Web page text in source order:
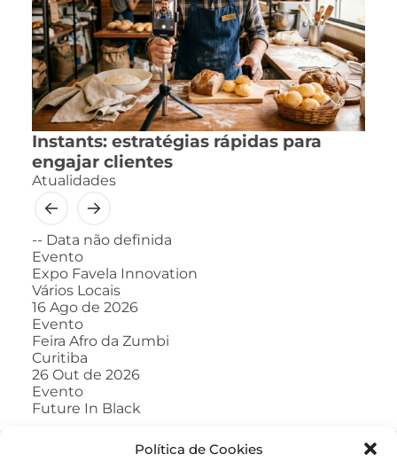
Política de Cookies
Instants: estratégias rápidas para
engajar clientes
Atualidades
-- Data não definida
Evento
Expo Favela Innovation
Vários Locais
16 Ago de 2026
Evento
Feira Afro da Zumbi
Curitiba
26 Out de 2026
Evento
Future In Black